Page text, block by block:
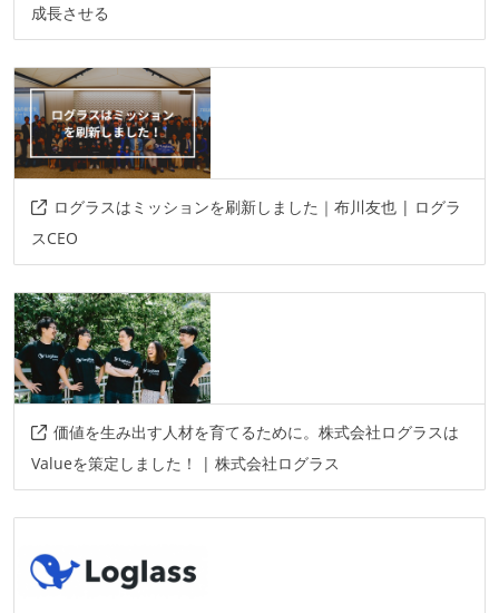
成長させる
ログラスはミッションを刷新しました｜布川友也 | ログラ
スCEO
価値を生み出す人材を育てるために。株式会社ログラスは
Valueを策定しました！ | 株式会社ログラス